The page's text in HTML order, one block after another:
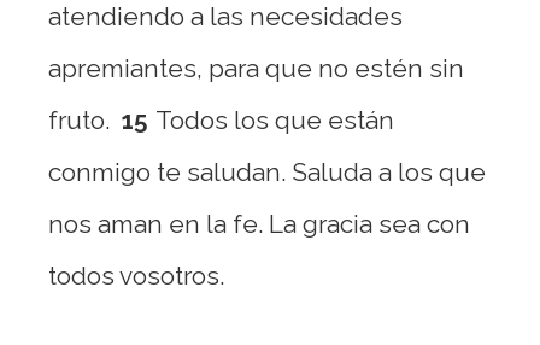
atendiendo a las necesidades
apremiantes, para que no estén sin
fruto. 15 Todos los que están
conmigo te saludan. Saluda a los que
nos aman en la fe. La gracia sea con
todos vosotros.